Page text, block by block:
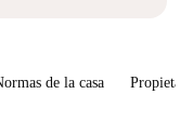
de la casa